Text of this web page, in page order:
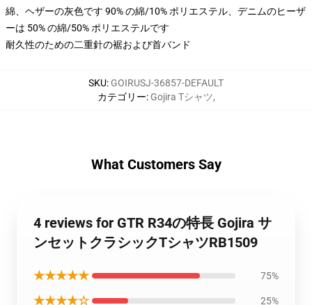
綿、ヘザーの灰色です 90% の綿/10% ポリエステル、デニムのヒーザ
ーは 50% の綿/50% ポリエステルです
耐久性のための二重針の裾および首バンド
SKU: GOIRUSJ-36857-DEFAULT
カテゴリー: Gojira Tシャツ,
What Customers Say
4 reviews for GTR R34の特長 Gojira サ
ンセットクラシックTシャツRB1509
★★★★★ 75%
★★★★☆ 25%